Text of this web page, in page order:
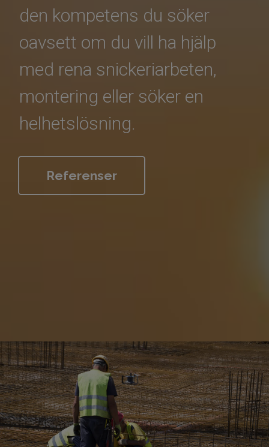
den kompetens du söker
oavsett om du vill ha hjälp
med rena snickeriarbeten,
montering eller söker en
helhetslösning.
Referenser